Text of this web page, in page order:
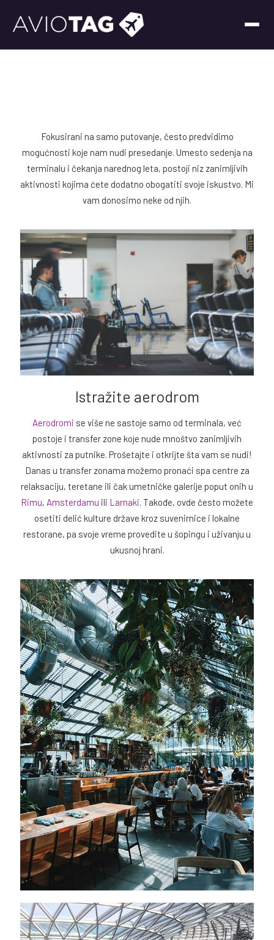
Fokusirani na samo putovanje, često predvidimo
mogućnosti koje nam nudi presedanje. Umesto sedenja na
terminalu i čekanja narednog leta, postoji niz zanimljivih
aktivnosti kojima ćete dodatno obogatiti svoje iskustvo. Mi
vam donosimo neke od njih.
Istražite aerodrom
Aerodromi se više ne sastoje samo od terminala, već
postoje i transfer zone koje nude mnoštvo zanimljivih
aktivnosti za putnike. Prošetajte i otkrijte šta vam se nudi!
Danas u transfer zonama možemo pronaći spa centre za
relaksaciju, teretane ili čak umetničke galerije poput onih u
Rimu, Amsterdamu ili Larnaki. Takođe, ovde često možete
osetiti delić kulture države kroz suvenirnice i lokalne
restorane, pa svoje vreme provedite u šopingu i uživanju u
ukusnoj hrani.